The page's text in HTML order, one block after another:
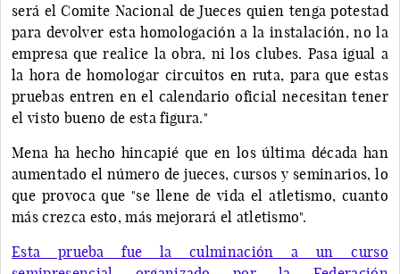
será el Comite Nacional de Jueces quien tenga potestad
para devolver esta homologación a la instalación, no la
empresa que realice la obra, ni los clubes. Pasa igual a
la hora de homologar circuitos en ruta, para que estas
pruebas entren en el calendario oficial necesitan tener
el visto bueno de esta figura."
Mena ha hecho hincapié que en los última década han
aumentado el número de jueces, cursos y seminarios, lo
que provoca que "se llene de vida el atletismo, cuanto
más crezca esto, más mejorará el atletismo".
Esta prueba fue la culminación a un curso